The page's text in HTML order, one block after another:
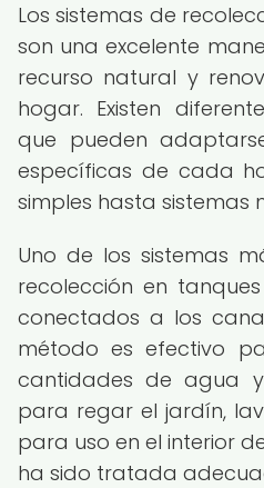
Los sistemas de
son una excelente
recurso natural y
hogar. Existen
que pueden
específicas de cada
simples hasta sistemas
Uno de los sistemas
recolección en
conectados a los
método es efectivo
cantidades de agua
para regar el jardín,
para uso en el interior
ha sido tratada